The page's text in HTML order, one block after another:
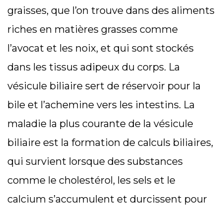
graisses, que l’on trouve dans des aliments
riches en matières grasses comme
l’avocat et les noix, et qui sont stockés
dans les tissus adipeux du corps. La
vésicule biliaire sert de réservoir pour la
bile et l’achemine vers les intestins. La
maladie la plus courante de la vésicule
biliaire est la formation de calculs biliaires,
qui survient lorsque des substances
comme le cholestérol, les sels et le
calcium s’accumulent et durcissent pour